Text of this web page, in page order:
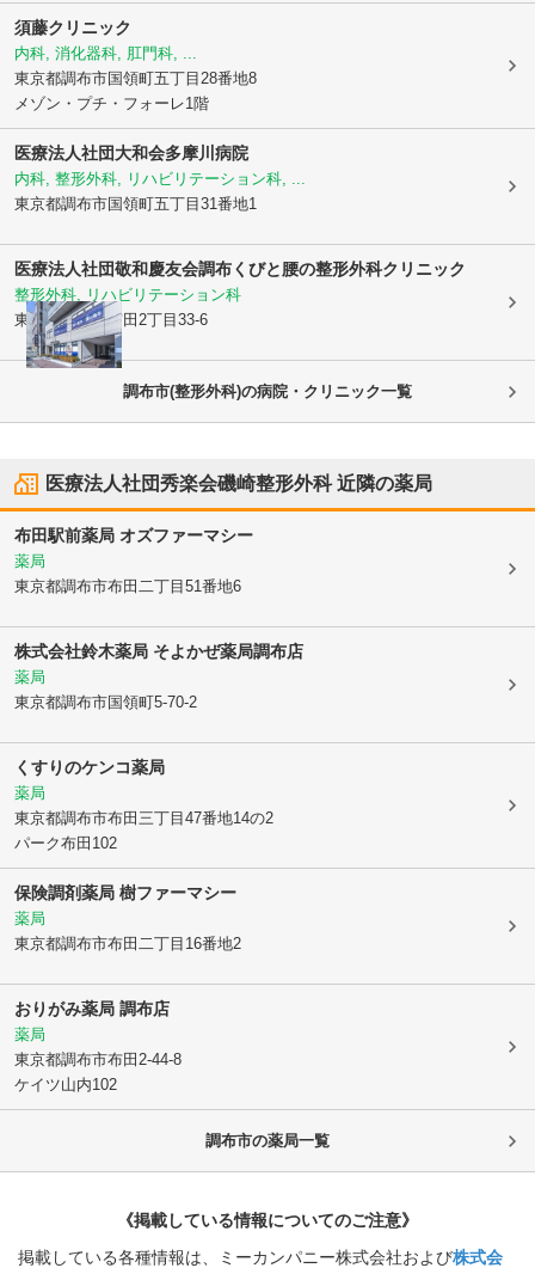
須藤クリニック
内科, 消化器科, 肛門科, ...
東京都調布市国領町五丁目28番地8
メゾン・プチ・フォーレ1階
医療法人社団大和会多摩川病院
内科, 整形外科, リハビリテーション科, ...
東京都調布市国領町五丁目31番地1
医療法人社団敬和慶友会調布くびと腰の整形外科クリニック
整形外科, リハビリテーション科
東京都調布市布田2丁目33-6
調布市(整形外科)の病院・クリニック一覧
医療法人社団秀楽会磯崎整形外科近隣の薬局
布田駅前薬局 オズファーマシー
薬局
東京都調布市布田二丁目51番地6
株式会社鈴木薬局 そよかぜ薬局調布店
薬局
東京都調布市国領町5-70-2
くすりのケンコ薬局
薬局
東京都調布市布田三丁目47番地14の2
パーク布田102
保険調剤薬局 樹ファーマシー
薬局
東京都調布市布田二丁目16番地2
おりがみ薬局 調布店
薬局
東京都調布市布田2-44-8
ケイツ山内102
調布市の薬局一覧
《掲載している情報についてのご注意》
掲載している各種情報は、ミーカンパニー株式会社および株式会